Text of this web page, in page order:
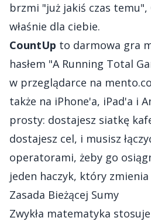
brzmi "już jakiś czas
właśnie dla ciebie.
CountUp to darmowa gra
hasłem "A Running Total
w przeglądarce na
także na iPhone'a, iPad'a i
prosty: dostajesz siatkę
dostajesz cel, i musisz
operatorami, żeby go
jeden haczyk, który
Zasada Bieżącej Sumy
Zwykła matematyka